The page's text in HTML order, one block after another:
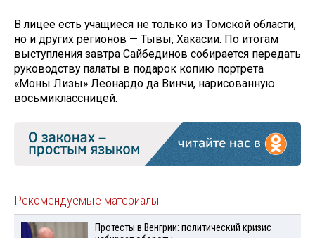
В лицее есть учащиеся не только из Томской области,
но и других регионов — Тывы, Хакасии. По итогам
выступления завтра Сайбединов собирается передать
руководству палаты в подарок копию портрета
«Моны Лизы» Леонардо да Винчи, нарисованную
восьмиклассницей.
Рекомендуемые материалы
Протесты в Венгрии: политический кризис